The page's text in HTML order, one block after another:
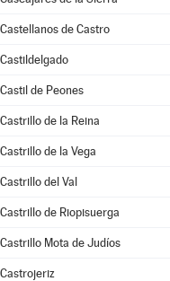
Castellanos de Castro
Castildelgado
Castil de Peones
Castrillo de la Reina
Castrillo de la Vega
Castrillo del Val
Castrillo de Riopisuerga
Castrillo Mota de Judíos
Castrojeriz